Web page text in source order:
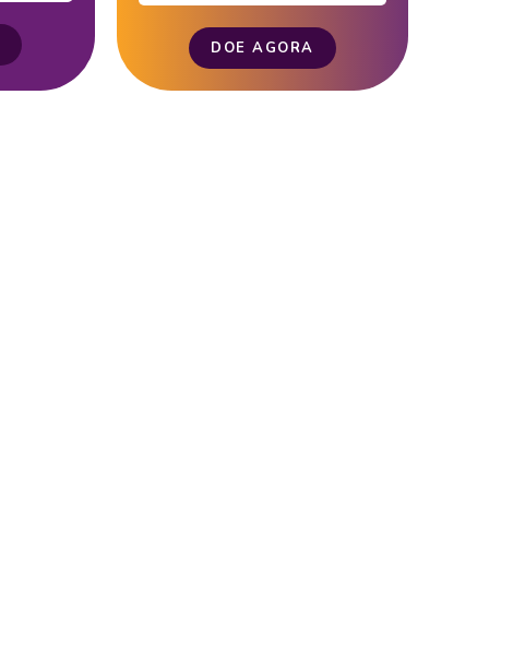
DOE AGORA